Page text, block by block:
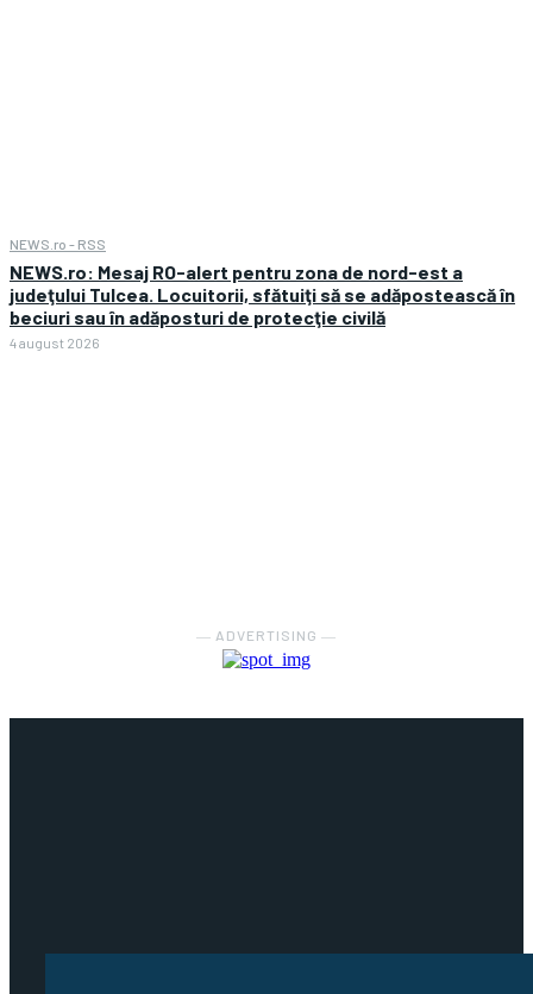
NEWS.ro - RSS
NEWS.ro: Mesaj RO-alert pentru zona de nord-est a
judeţului Tulcea. Locuitorii, sfătuiţi să se adăpostească în
beciuri sau în adăposturi de protecţie civilă
4 august 2026
― ADVERTISING ―